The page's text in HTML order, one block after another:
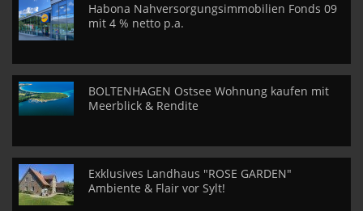
Habona Nahversorgungsimmobilien Fonds 09
mit 4 % netto p.a.
BOLTENHAGEN Ostsee Wohnung kaufen mit
Meerblick & Rendite
Exklusives Landhaus "ROSE GARDEN"
Ambiente & Flair vor Sylt!